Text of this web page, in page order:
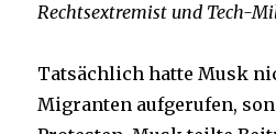
Rechtsextremist und Tech-
Tatsächlich hatte Musk
Migranten aufgerufen,